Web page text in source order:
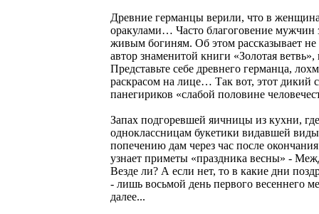
Древние германцы верили, что в
оракулами… Часто благоговение
живым богиням. Об этом рассказывает
автор знаменитой книги «Золотая
Представьте себе древнего германца,
раскрасом на лице… Так вот, этот дикий
панегириков «слабой половине
Запах подгоревшей яичницы из кухни,
одноклассницам букетики видавшей
попечению дам через час после
узнает приметы «праздника весны» -
Везде ли? А если нет, то в какие дни
- лишь восьмой день первого весеннего
далее...